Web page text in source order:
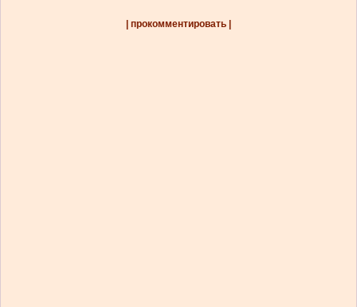
| прокомментировать |